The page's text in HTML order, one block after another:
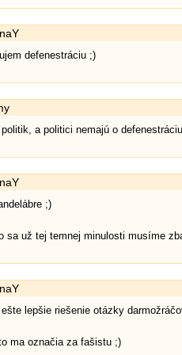
defenestráciu ;)
a politici nemajú o
;)
sa už tej temnej minulosti musíme
lepšie riešenie otázky
ma označia za fašistu ;)